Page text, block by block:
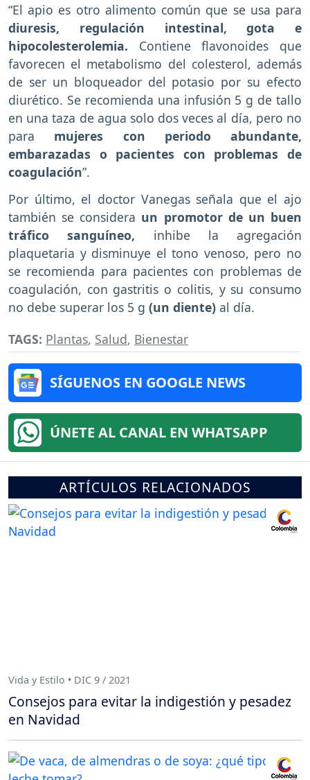
“El apio es otro alimento común que se usa para
diuresis, regulación intestinal, gota e
hipocolesterolemia. Contiene flavonoides que
favorecen el metabolismo del colesterol, además
de ser un bloqueador del potasio por su efecto
diurético. Se recomienda una infusión 5 g de tallo
en una taza de agua solo dos veces al día, pero no
para mujeres con periodo abundante,
embarazadas o pacientes con problemas de
coagulación”.
Por último, el doctor Vanegas señala que el ajo
también se considera un promotor de un buen
tráfico sanguíneo, inhibe la agregación
plaquetaria y disminuye el tono venoso, pero no
se recomienda para pacientes con problemas de
coagulación, con gastritis o colitis, y su consumo
no debe superar los 5 g (un diente) al día.
TAGS: Plantas, Salud, Bienestar
SÍGUENOS EN GOOGLE NEWS
ÚNETE AL CANAL EN WHATSAPP
ARTÍCULOS RELACIONADOS
Vida y Estilo • DIC 9 / 2021
Consejos para evitar la indigestión y pesadez
en Navidad